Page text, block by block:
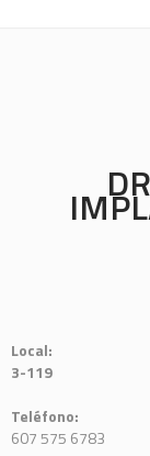
Local:
3-119
Teléfono:
607 575 6783